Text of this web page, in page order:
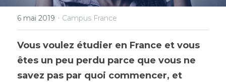
6 mai 2019 · Campus France
Vous voulez étudier en France et vous
êtes un peu perdu parce que vous ne
savez pas par quoi commencer, et